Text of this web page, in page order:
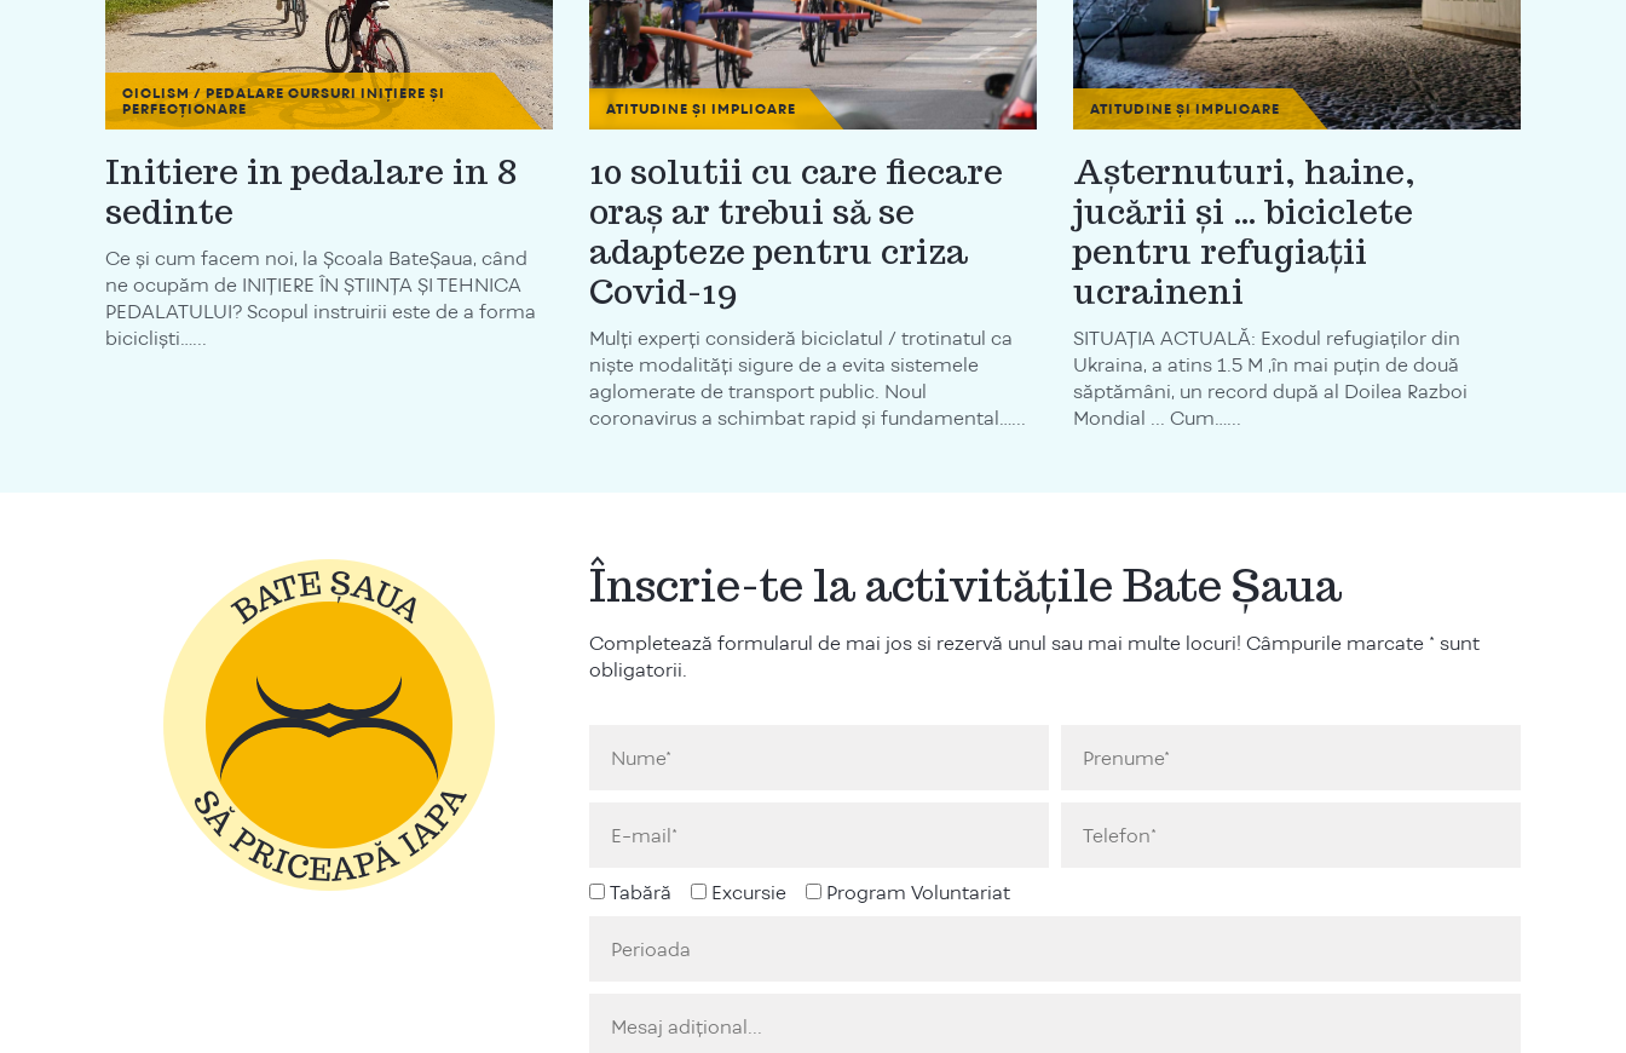
CICLISM / PEDALARE CURSURI INIȚIERE ȘI
PERFECȚIONARE
Initiere in pedalare in 8
sedinte
Ce și cum facem noi, la Școala BateȘaua, când
ne ocupăm de INIȚIERE ÎN ȘTIINȚA ȘI TEHNICA
PEDALATULUI? Scopul instruirii este de a forma
bicicliști…...
ATITUDINE ȘI IMPLICARE
10 solutii cu care fiecare
oraș ar trebui să se
adapteze pentru criza
Covid-19
Mulți experți consideră biciclatul / trotinatul ca
niște modalități sigure de a evita sistemele
aglomerate de transport public. Noul
coronavirus a schimbat rapid și fundamental…...
ATITUDINE ȘI IMPLICARE
Așternuturi, haine,
jucării și … biciclete
pentru refugiații
ucraineni
SITUAȚIA ACTUALĂ: Exodul refugiaților din
Ukraina, a atins 1.5 M ,în mai puțin de două
săptămâni, un record după al Doilea Razboi
Mondial ... Cum…...
Înscrie-te la activitățile Bate Șaua
Completează formularul de mai jos si rezervă unul sau mai multe locuri! Câmpurile marcate * sunt
obligatorii.
Tabără Excursie Program Voluntariat